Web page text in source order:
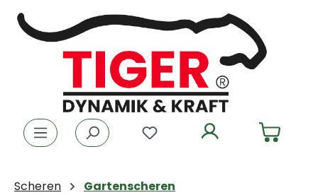
Zum Hauptinhalt springen
Du hast 0 Produkte auf
Scheren Gartenscheren